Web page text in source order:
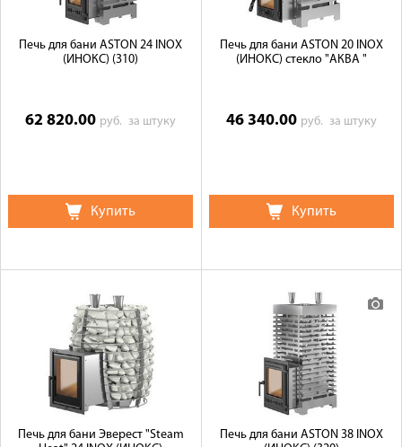
Печь для бани ASTON 24 INOX
(ИНОКС) (310)
62 820.00 руб.за штуку
Купить
Печь для бани ASTON 20 INOX
(ИНОКС) стекло "АКВА "
46 340.00 руб. за штуку
Купить
Печь для бани Эверест "Steam
Печь для бани ASTON 38 INOX